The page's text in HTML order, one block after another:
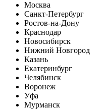
Москва
Санкт-Петербург
Ростов-на-Дону
Краснодар
Новосибирск
Нижний Новгород
Казань
Екатеринбург
Челябинск
Воронеж
Уфа
Мурманск